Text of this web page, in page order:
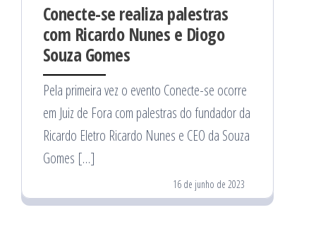
Conecte-se realiza palestras
com Ricardo Nunes e Diogo
Souza Gomes
Pela primeira vez o evento Conecte-se ocorre
em Juiz de Fora com palestras do fundador da
Ricardo Eletro Ricardo Nunes e CEO da Souza
Gomes […]
16 de junho de 2023